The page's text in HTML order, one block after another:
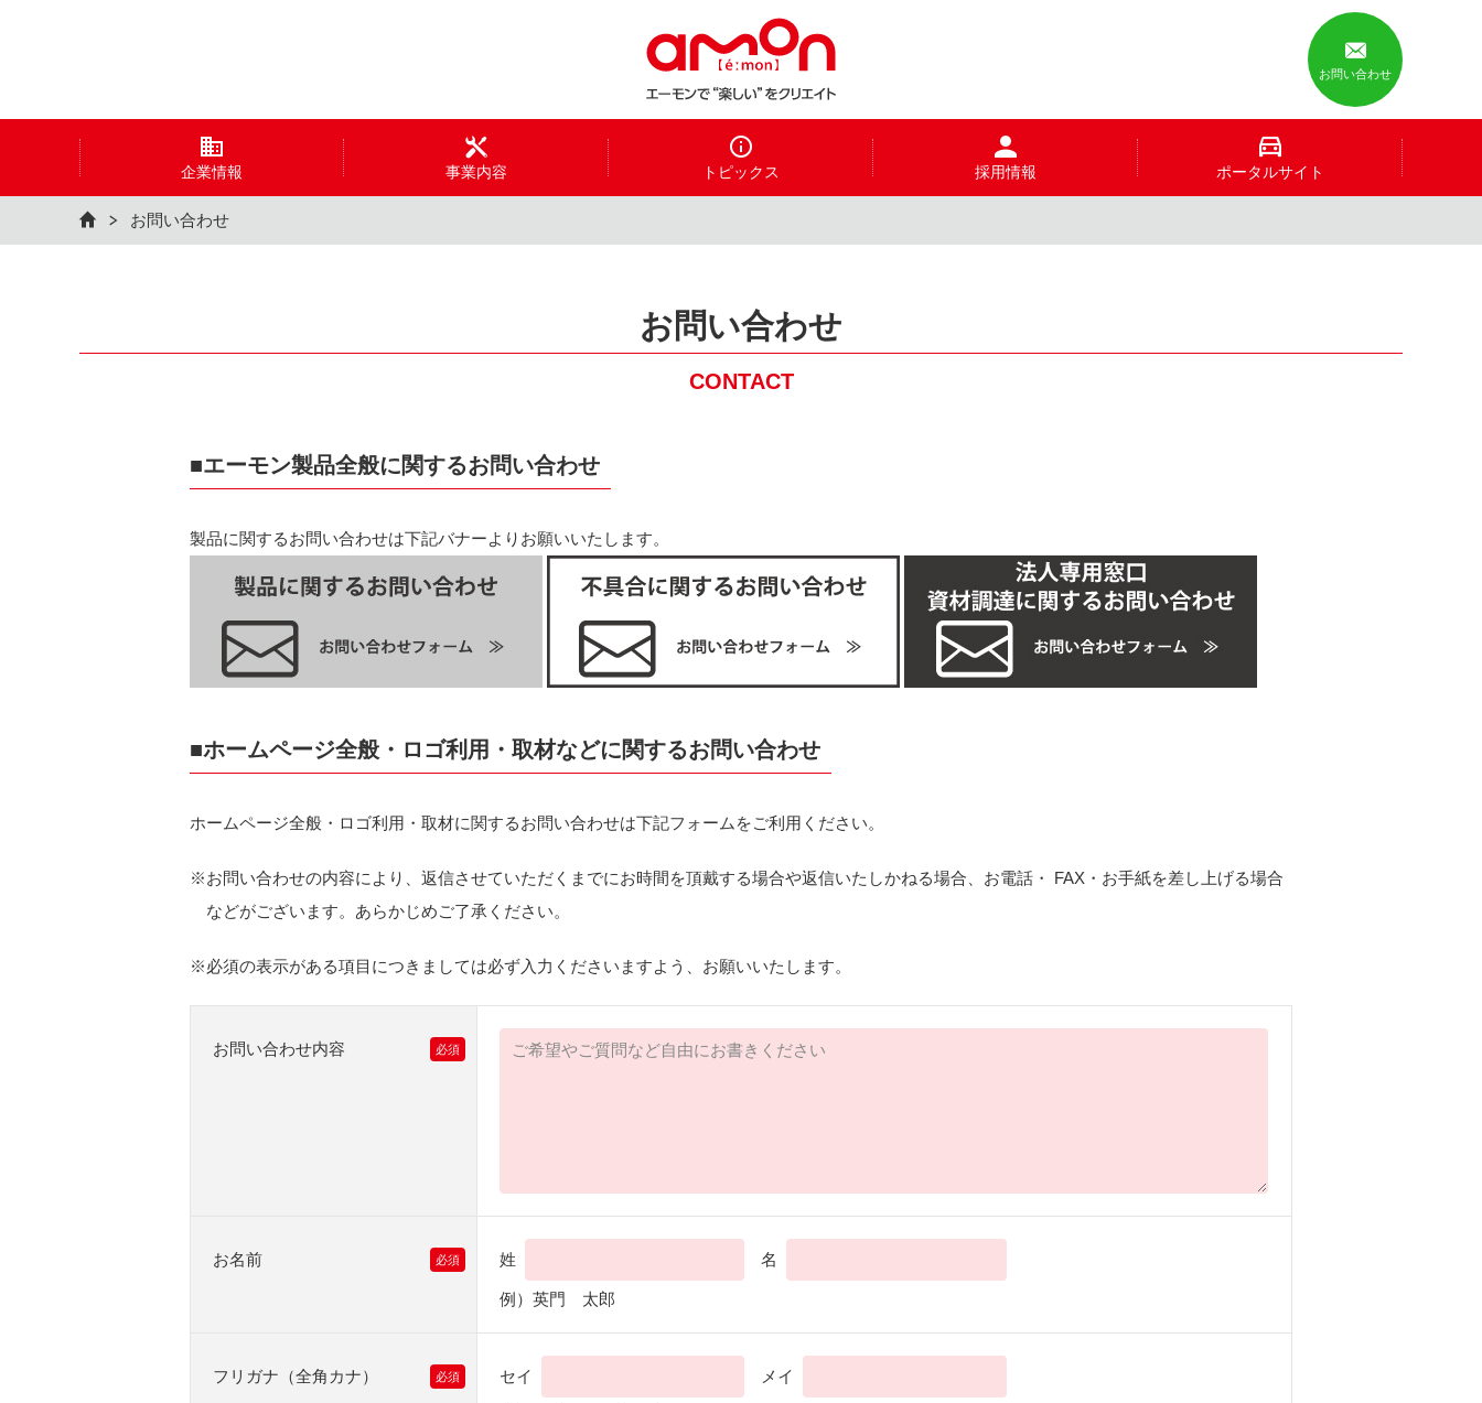
お問い合わせ
企業情報 事業内容 トピックス 採用情報 ポータルサイト
お問い合わせ
お問い合わせ
CONTACT
■エーモン製品全般に関するお問い合わせ
製品に関するお問い合わせは下記バナーよりお願いいたします。
■ホームページ全般・ロゴ利用・取材などに関するお問い合わせ
ホームページ全般・ロゴ利用・取材に関するお問い合わせは下記フォームをご利用ください。
※お問い合わせの内容により、返信させていただくまでにお時間を頂戴する場合や返信いたしかねる場合、お電話・ FAX・お手紙を差し上げる場合
などがございます。あらかじめご了承ください。
※必須の表示がある項目につきましては必ず入力くださいますよう、お願いいたします。
お問い合わせ内容
お名前 姓 名
例）英門 太郎
フリガナ（全角カナ） セイ メイ